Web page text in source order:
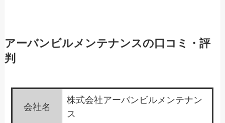
アーバンビルメンテナンスの口コミ・評
判
会社名
株式会社アーバンビルメンテナン
ス